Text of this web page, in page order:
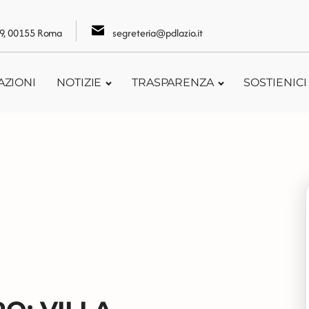
00155 Roma segreteria@pdlazio.it
NOTIZIE TRASPARENZA SOSTIENICI